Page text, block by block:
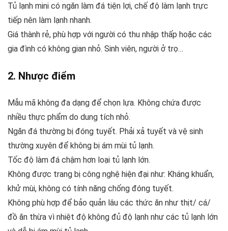
Tủ lạnh mini có ngăn làm đá tiện lợi, chế độ làm lạnh trực
tiếp nên làm lạnh nhanh.
Giá thành rẻ, phù hợp với người có thu nhập thấp hoặc các
gia đình có không gian nhỏ. Sinh viên, người ở trọ…
2. Nhược điểm
Mẫu mã không đa dạng để chọn lựa. Không chứa được
nhiều thực phẩm do dung tích nhỏ.
Ngăn đá thường bị đóng tuyết. Phải xả tuyết và vệ sinh
thường xuyên để không bị ám mùi tủ lạnh.
Tốc độ làm đá chậm hơn loại tủ lạnh lớn.
Không được trang bị công nghệ hiện đại như: Kháng khuẩn,
khử mùi, không có tính năng chống đóng tuyết.
Không phù hợp để bảo quản lâu các thức ăn như thịt/ cá/
đồ ăn thừa vì nhiệt độ không đủ độ lạnh như các tủ lạnh lớn